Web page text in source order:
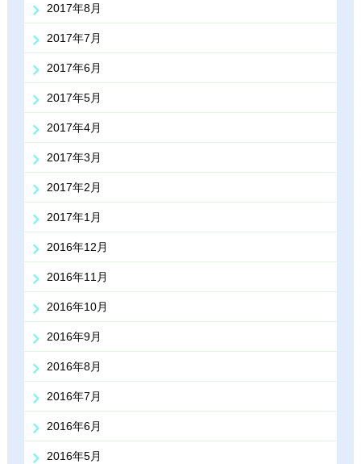
2017年8月
2017年7月
2017年6月
2017年5月
2017年4月
2017年3月
2017年2月
2017年1月
2016年12月
2016年11月
2016年10月
2016年9月
2016年8月
2016年7月
2016年6月
2016年5月